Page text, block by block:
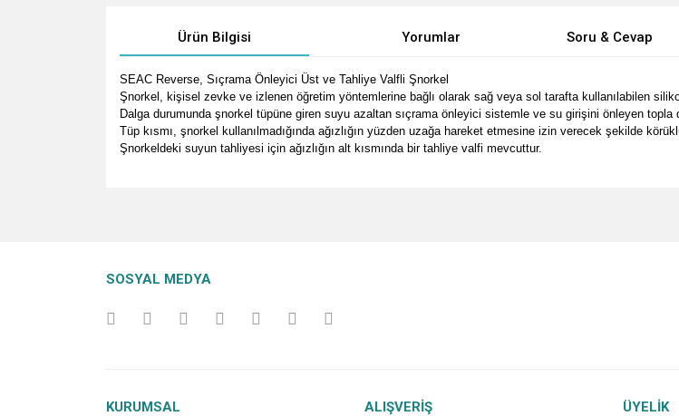
Ürün Bilgisi Yorumlar Soru & Cevap
SEAC Reverse, Sıçrama Önleyici Üst ve Tahliye Valfli Şnorkel
Şnorkel, kişisel zevke ve izlenen öğretim yöntemlerine bağlı olarak sağ veya sol tarafta kullanılabilen
Dalga durumunda şnorkel tüpüne giren suyu azaltan sıçrama önleyici sistemle ve su girişini önleyen topla
Tüp kısmı, şnorkel kullanılmadığında ağızlığın yüzden uzağa hareket etmesine izin verecek şekilde
Şnorkeldeki suyun tahliyesi için ağızlığın alt kısmında bir tahliye valfi mevcuttur.
Ürün açıklamasında eksik bilgiler bulunuyor.
SOSYAL MEDYA
KURUMSAL ALIŞVERİŞ ÜYELİK